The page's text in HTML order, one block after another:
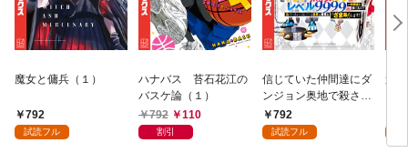
魔女と傭兵（１）
792
試読フル
ハナバス 苔石花江の
バスケ論（１）
792
110
割引
信じていた仲間達にダ
ンジョン奥地で殺され
かけたがギフト『無限
ガチャ』でレベル９９
792
試読フル
追
強
～